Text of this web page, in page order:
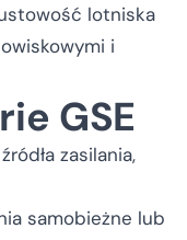
lotniska
i
GSE
zasilania,
samobieżne lub